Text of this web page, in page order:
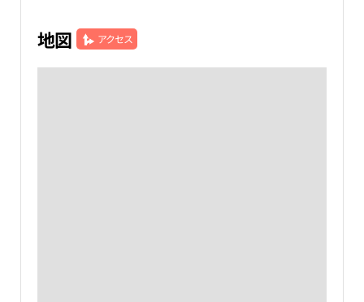
地図 アクセス